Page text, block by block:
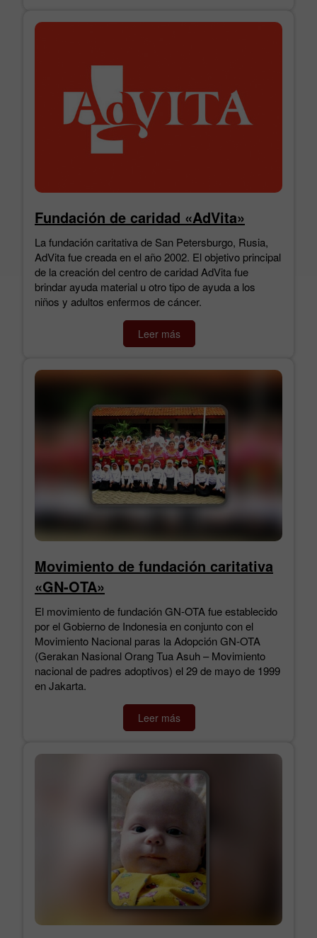
Fundación de caridad «AdVita»
La fundación caritativa de San Petersburgo, Rusia,
AdVita fue creada en el año 2002. El objetivo principal
de la creación del centro de caridad AdVita fue
brindar ayuda material u otro tipo de ayuda a los
niños y adultos enfermos de cáncer.
Leer más
Movimiento de fundación caritativa
«GN-OTA»
El movimiento de fundación GN-OTA fue establecido
por el Gobierno de Indonesia en conjunto con el
Movimiento Nacional paras la Adopción GN-OTA
(Gerakan Nasional Orang Tua Asuh – Movimiento
nacional de padres adoptivos) el 29 de mayo de 1999
en Jakarta.
Leer más